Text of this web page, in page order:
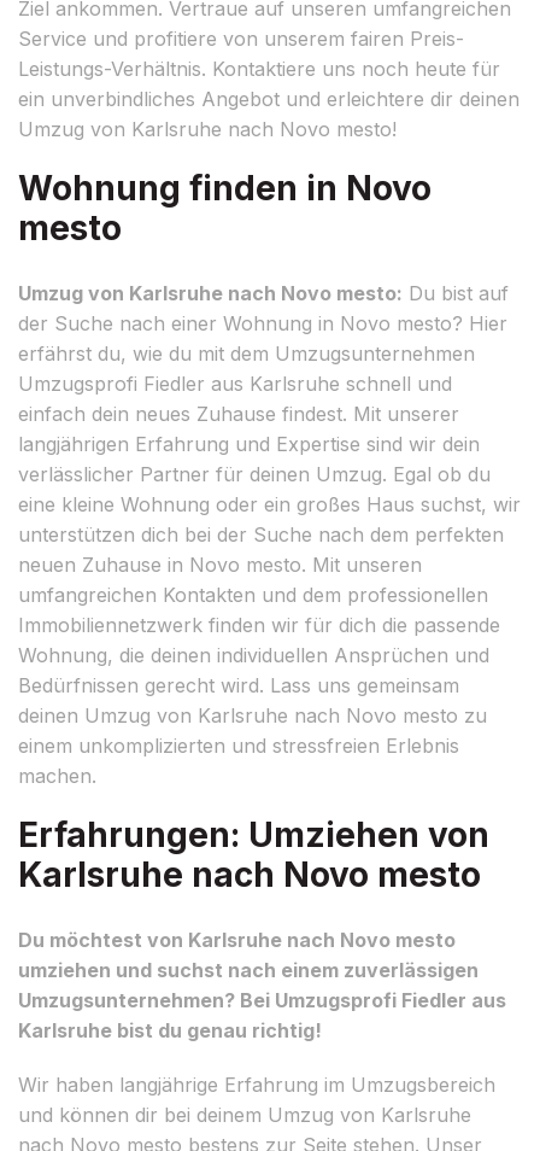
Ziel ankommen. Vertraue auf unseren umfangreichen
Service und profitiere von unserem fairen Preis-
Leistungs-Verhältnis. Kontaktiere uns noch heute für
ein unverbindliches Angebot und erleichtere dir deinen
Umzug von Karlsruhe nach Novo mesto!
Wohnung finden in Novo
mesto
Umzug von Karlsruhe nach Novo mesto: Du bist auf
der Suche nach einer Wohnung in Novo mesto? Hier
erfährst du, wie du mit dem Umzugsunternehmen
Umzugsprofi Fiedler aus Karlsruhe schnell und
einfach dein neues Zuhause findest. Mit unserer
langjährigen Erfahrung und Expertise sind wir dein
verlässlicher Partner für deinen Umzug. Egal ob du
eine kleine Wohnung oder ein großes Haus suchst, wir
unterstützen dich bei der Suche nach dem perfekten
neuen Zuhause in Novo mesto. Mit unseren
umfangreichen Kontakten und dem professionellen
Immobiliennetzwerk finden wir für dich die passende
Wohnung, die deinen individuellen Ansprüchen und
Bedürfnissen gerecht wird. Lass uns gemeinsam
deinen Umzug von Karlsruhe nach Novo mesto zu
einem unkomplizierten und stressfreien Erlebnis
machen.
Erfahrungen: Umziehen von
Karlsruhe nach Novo mesto
Du möchtest von Karlsruhe nach Novo mesto
umziehen und suchst nach einem zuverlässigen
Umzugsunternehmen? Bei Umzugsprofi Fiedler aus
Karlsruhe bist du genau richtig!
Wir haben langjährige Erfahrung im Umzugsbereich
und können dir bei deinem Umzug von Karlsruhe
nach Novo mesto bestens zur Seite stehen. Unser